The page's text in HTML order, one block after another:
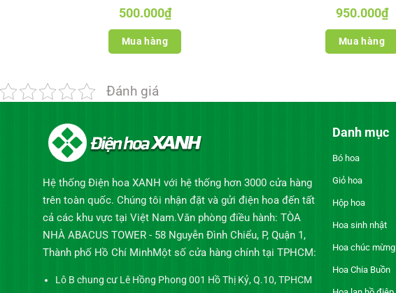
500.000₫
Mua hàng
950.000₫
Mua hàng
Đánh giá
Hệ thống Điện hoa XANH với hệ thống hơn 3000 cửa hàng
trên toàn quốc. Chúng tôi nhận đặt và gửi điện hoa đến tất
cả các khu vực tại Việt Nam.Văn phòng điều hành: TÒA
NHÀ ABACUS TOWER - 58 Nguyễn Đình Chiểu, P, Quận 1,
Thành phố Hồ Chí MinhMột số cửa hàng chính tại TPHCM:
Lô B chung cư Lê Hồng Phong 001 Hồ Thị Kỷ, Q.10, TPHCM
Danh mục
Bó hoa
Giỏ hoa
Hộp hoa
Hoa sinh nhật
Hoa chúc mừng
Hoa Chia Buồn